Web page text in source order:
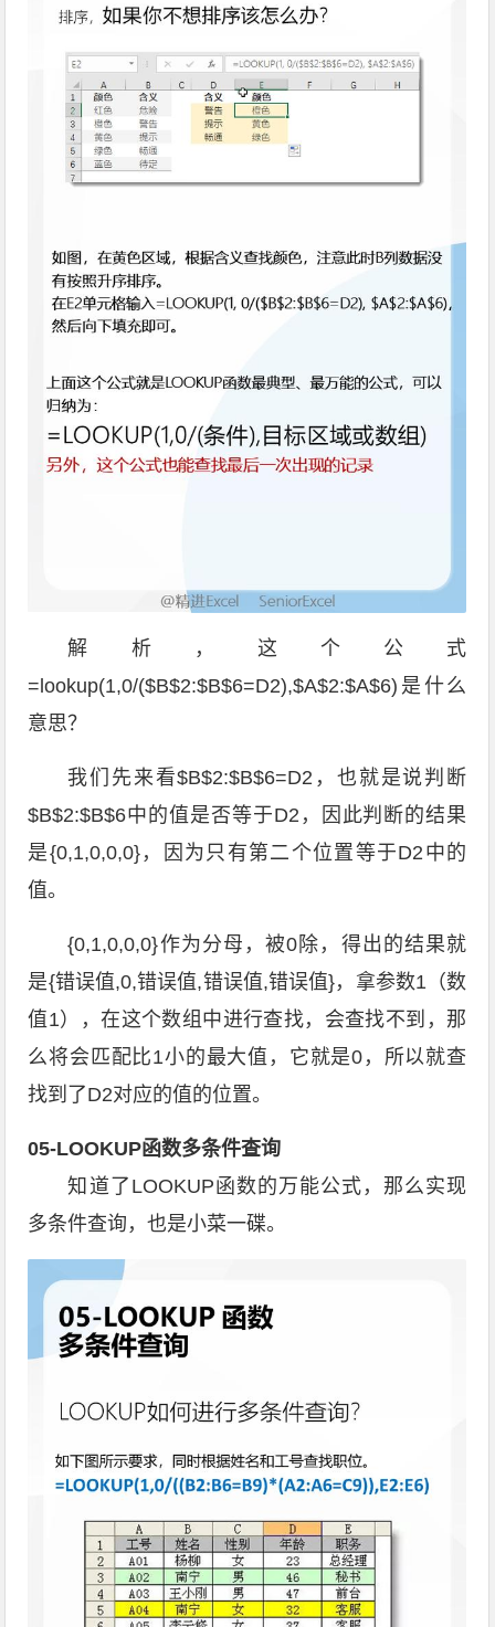
解析，这个公式
=lookup(1,0/($B$2:$B$6=D2),$A$2:$A$6)是什么
意思？
我们先来看$B$2:$B$6=D2，也就是说判断
$B$2:$B$6中的值是否等于D2，因此判断的结果
是{0,1,0,0,0}，因为只有第二个位置等于D2中的
值。
{0,1,0,0,0}作为分母，被0除，得出的结果就
是{错误值,0,错误值,错误值,错误值}，拿参数1（数
值1），在这个数组中进行查找，会查找不到，那
么将会匹配比1小的最大值，它就是0，所以就查
找到了D2对应的值的位置。
05-LOOKUP函数多条件查询
知道了LOOKUP函数的万能公式，那么实现
多条件查询，也是小菜一碟。